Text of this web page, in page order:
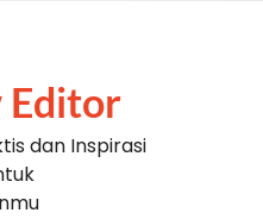
Editor
dan Inspirasi